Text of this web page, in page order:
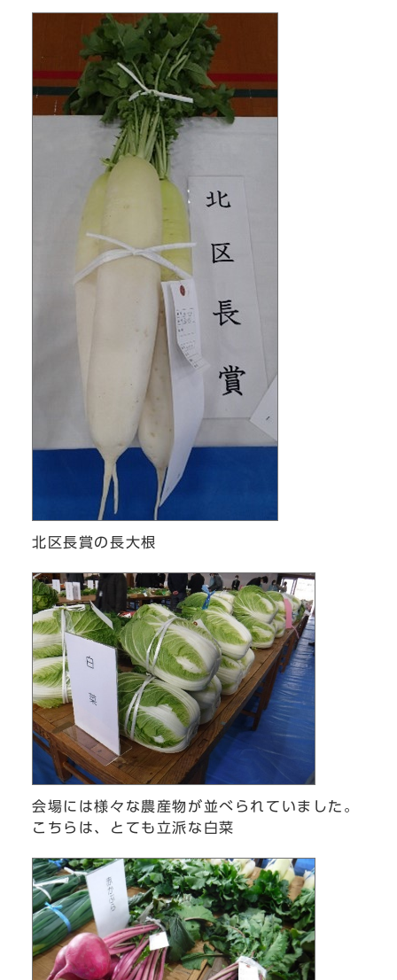
北区長賞の長大根
会場には様々な農産物が並べられていました。
こちらは、とても立派な白菜